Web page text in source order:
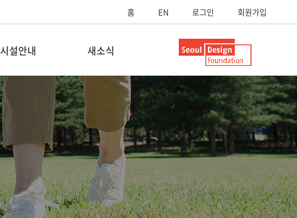
홈 EN 로그인 회원가입
시설안내
층별안내
대관안내
픽업버스
새소식
보도자료
SUP영상
SUP스토리
자료실